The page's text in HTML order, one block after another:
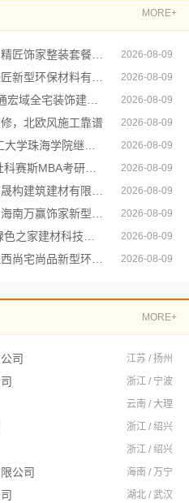
MORE+
2026-08-09
2026-08-09
2026-08-09
，北欧风施工靠谱 2026-08-09
2026-08-09
2026-08-09
2026-08-09
2026-08-09
2026-08-09
2026-08-09
MORE+
司 江苏 / 扬州
浙江 / 宁波
云南 / 大理
浙江 / 绍兴
浙江 / 绍兴
公司 海南 / 万宁
湖北 / 武汉